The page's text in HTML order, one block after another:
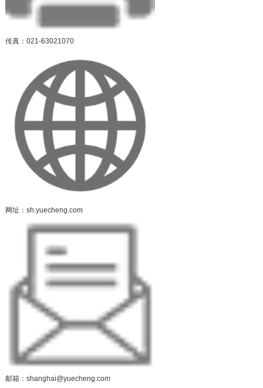
传真：021-63021070
网址：sh.yuecheng.com
邮箱：shanghai@yuecheng.com